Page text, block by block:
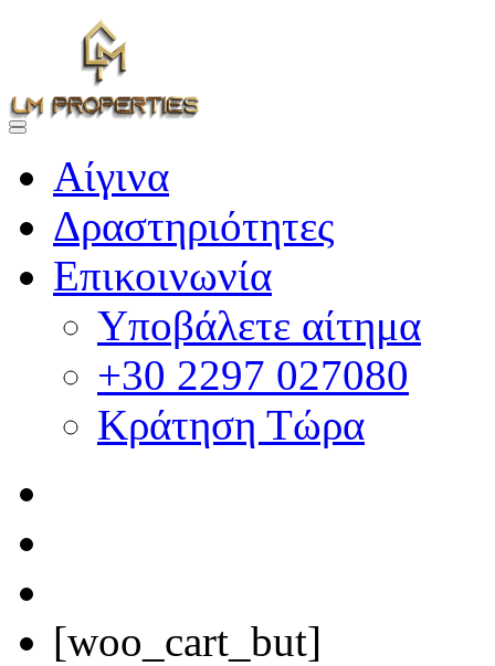
Αίγινα
Δραστηριότητες
Επικοινωνία
Υποβάλετε αίτημα
+30 2297 027080
Κράτηση Τώρα
[woo_cart_but]